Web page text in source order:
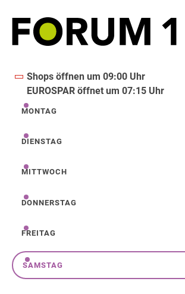
Shops öffnen um 09:00 Uhr
EUROSPAR öffnet um 07:15 Uhr
Montag
MONTAG
Dienstag
DIENSTAG
Mittwoch
MITTWOCH
Donnerstag
DONNERSTAG
Freitag
FREITAG
Samstag
SAMSTAG